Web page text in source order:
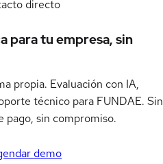
directo
para tu empresa, sin
propia. Evaluación con IA,
técnico para FUNDAE. Sin
pago, sin compromiso.
demo